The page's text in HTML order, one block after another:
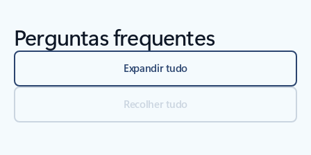
Perguntas frequentes
Expandir tudo
Recolher tudo